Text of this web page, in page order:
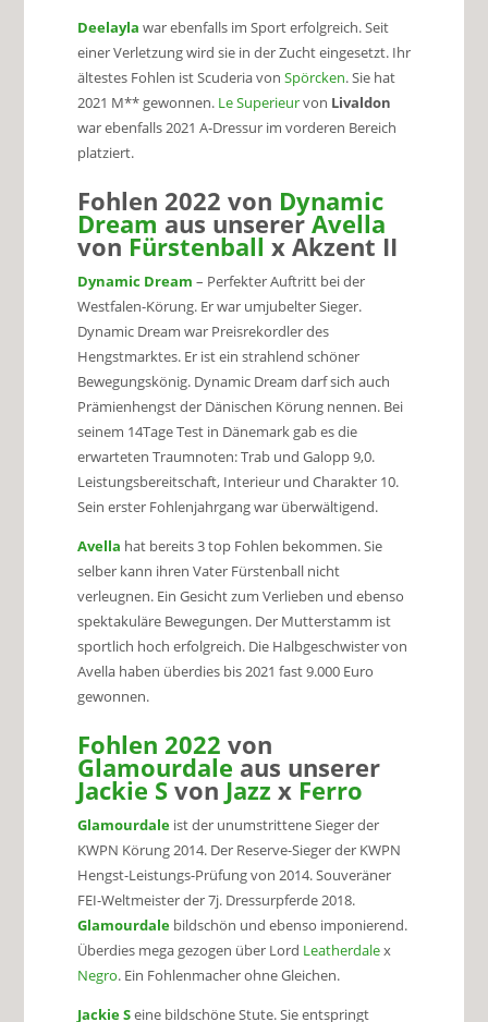
Deelayla war ebenfalls im Sport erfolgreich. Seit
einer Verletzung wird sie in der Zucht eingesetzt. Ihr
ältestes Fohlen ist Scuderia von Spörcken. Sie hat
2021 M** gewonnen. Le Superieurvon Livaldon
war ebenfalls 2021 A-Dressur im vorderen Bereich
platziert.
Fohlen 2022 von Dynamic
Dream aus unserer Avella
von Fürstenball x Akzent II
Dynamic Dream – Perfekter Auftritt bei der
Westfalen-Körung. Er war umjubelter Sieger.
Dynamic Dream war Preisrekordler des
Hengstmarktes. Er ist ein strahlend schöner
Bewegungskönig. Dynamic Dream darf sich auch
Prämienhengst der Dänischen Körung nennen. Bei
seinem 14Tage Test in Dänemark gab es die
erwarteten Traumnoten: Trab und Galopp 9,0.
Leistungsbereitschaft, Interieur und Charakter 10.
Sein erster Fohlenjahrgang war überwältigend.
Avella hat bereits 3 top Fohlen bekommen. Sie
selber kann ihren Vater Fürstenball nicht
verleugnen. Ein Gesicht zum Verlieben und ebenso
spektakuläre Bewegungen. Der Mutterstamm ist
sportlich hoch erfolgreich. Die Halbgeschwister von
Avella haben überdies bis 2021 fast 9.000 Euro
gewonnen.
Fohlen 2022 von
Glamourdale aus unserer
Jackie Svon Jazz x Ferro
Glamourdale ist der unumstrittene Sieger der
KWPN Körung 2014. Der Reserve-Sieger der KWPN
Hengst-Leistungs-Prüfung von 2014. Souveräner
FEI-Weltmeister der 7j. Dressurpferde 2018.
Glamourdale bildschön und ebenso imponierend.
Überdies mega gezogen über Lord Leatherdalex
Negro. Ein Fohlenmacher ohne Gleichen.
Jackie Seine bildschöne Stute. Sie entspringt